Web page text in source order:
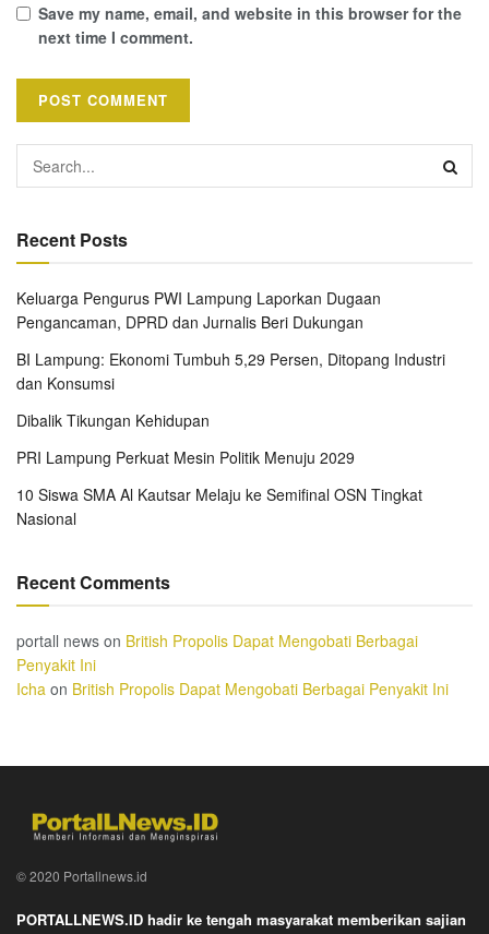
Save my name, email, and website in this browser for the
next time I comment.
Recent Posts
Keluarga Pengurus PWI Lampung Laporkan Dugaan
Pengancaman, DPRD dan Jurnalis Beri Dukungan
BI Lampung: Ekonomi Tumbuh 5,29 Persen, Ditopang Industri
dan Konsumsi
Dibalik Tikungan Kehidupan
PRI Lampung Perkuat Mesin Politik Menuju 2029
10 Siswa SMA Al Kautsar Melaju ke Semifinal OSN Tingkat
Nasional
Recent Comments
portall news on British Propolis Dapat Mengobati Berbagai
Penyakit Ini
Icha on British Propolis Dapat Mengobati Berbagai Penyakit Ini
© 2020 Portallnews.id
PORTALLNEWS.ID hadir ke tengah masyarakat memberikan sajian